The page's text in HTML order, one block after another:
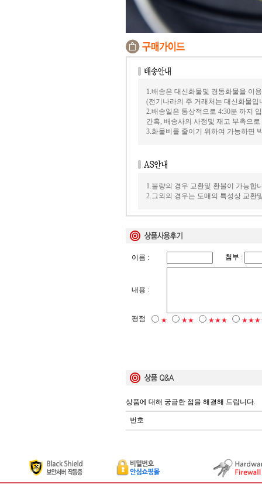
1.배송은 대신화물및 경동화물을 이
(전기나라의 주 거래처는 대신화물입
2.배송일은 통상적으로 4:30분 까지
간혹, 배송사의 사정및 재고 부촉으
3.화물비를 줄이기 위하여 가능하면
1.불량의 경우 교환및 환불이 가능합
2.그외의 경우는 도매의 특성상 교환
이름 : 첨부 :
내용 :
평점 ★ ★★ ★★★
상품에 대해 궁금한 점을 해결해 드립니다.
번호